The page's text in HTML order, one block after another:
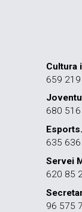
Cultura
659
680
635
Servei
620 85
96 575